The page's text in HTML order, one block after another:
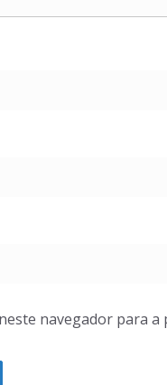
navegador para